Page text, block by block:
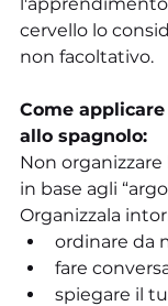
cervello lo
non facoltativo.
Come
allo spagnolo:
Non
in base agli
Organizzala
ordinare da
fare
spiegare il